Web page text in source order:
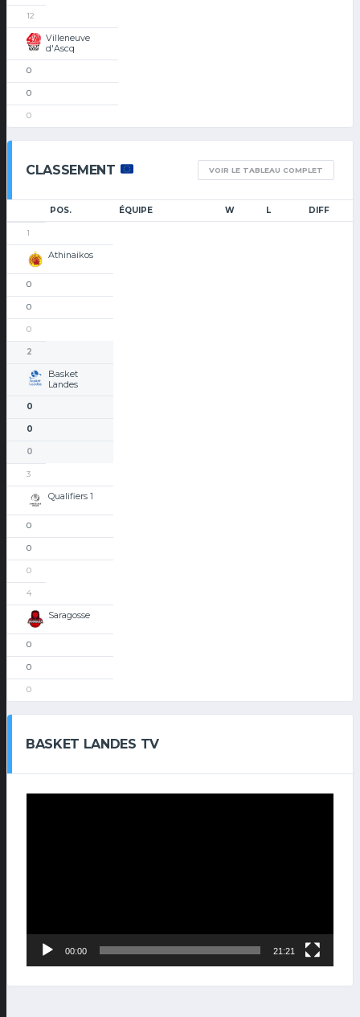
12
Villeneuve
d'Ascq
0
0
0
CLASSEMENT VOIR LE TABLEAU COMPLET
POS. ÉQUIPE W L DIFF
1
Athinaikos
0
0
0
2
Basket
Landes
0
0
0
3
Qualifiers 1
0
0
0
4
Saragosse
0
0
0
BASKET LANDES TV
00:00 21:21